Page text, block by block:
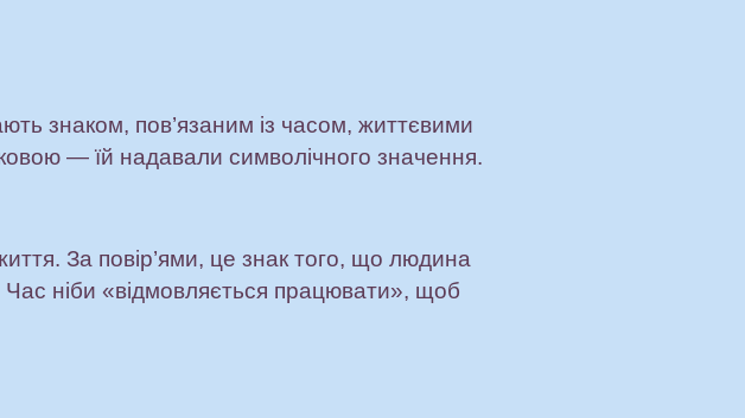
знаком, пов’язаним із часом, життєвими
— їй надавали символічного значення.
За повір’ями, це знак того, що людина
Час ніби «відмовляється працювати», щоб